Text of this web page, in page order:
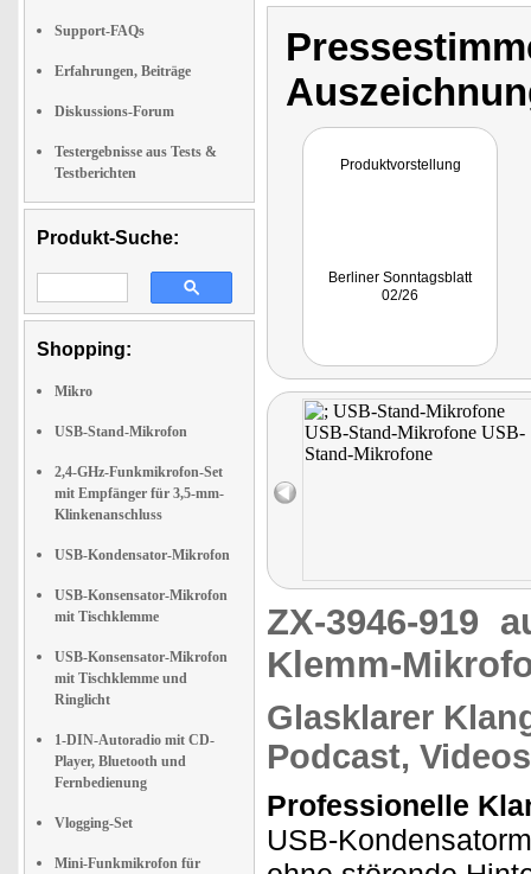
Support-FAQs
Erfahrungen, Beiträge
Diskussions-Forum
Testergebnisse aus Tests &
Testberichten
Produkt-Suche:
Shopping:
Mikro
USB-Stand-Mikrofon
2,4-GHz-Funkmikrofon-Set
mit Empfänger für 3,5-mm-
Klinkenanschluss
USB-Kondensator-Mikrofon
USB-Konsensator-Mikrofon
mit Tischklemme
USB-Konsensator-Mikrofon
mit Tischklemme und
Ringlicht
1-DIN-Autoradio mit CD-
Player, Bluetooth und
Fernbedienung
Vlogging-Set
Mini-Funkmikrofon für
Produktvorstellung
Berliner Sonntagsblatt
02/26
ZX-3946-919
Klemm-
Glasklarer
Podcast,
Professionelle
USB-